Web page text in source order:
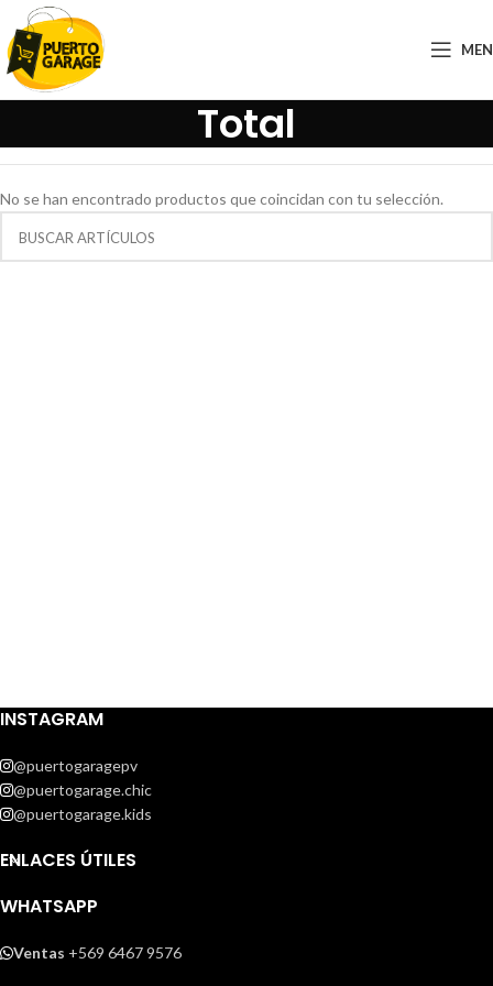
Total
No se han encontrado productos que coincidan con tu selección.
INSTAGRAM
@puertogaragepv
@puertogarage.chic
@puertogarage.kids
ENLACES ÚTILES
WHATSAPP
Ventas +569 6467 9576